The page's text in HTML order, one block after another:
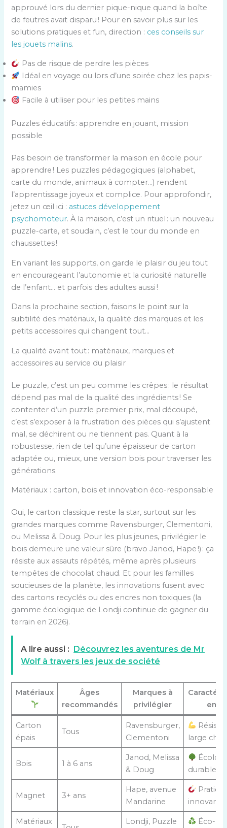
approuvé lors du dernier pique-nique quand la boîte
de feutres avait disparu ! Pour en savoir plus sur les
solutions pratiques et fun, direction : ces conseils sur
les jouets malins.
Pas de risque de perdre les pièces
Idéal en voyage ou lors d’une soirée chez les papis-
mamies
Facile à utiliser pour les petites mains
Puzzles éducatifs : apprendre en jouant, mission
possible
Pas besoin de transformer la maison en école pour
apprendre ! Les puzzles pédagogiques (alphabet,
carte du monde, animaux à compter…) rendent
l’apprentissage joyeux et complice. Pour approfondir,
jetez un œil ici : astuces développement
psychomoteur. À la maison, c’est un rituel : un nouveau
puzzle-carte, et soudain, c’est le tour du monde en
chaussettes !
En variant les supports, on garde le plaisir du jeu tout
en encourageant l’autonomie et la curiosité naturelle
de l’enfant… et parfois des adultes aussi !
Dans la prochaine section, faisons le point sur la
subtilité des matériaux, la qualité des marques et les
petits accessoires qui changent tout…
La qualité avant tout : matériaux, marques et
accessoires au service du plaisir
Le puzzle, c’est un peu comme les crêpes : le résultat
dépend pas mal de la qualité des ingrédients ! Se
contenter d’un puzzle premier prix, mal découpé,
c’est s’exposer à la frustration des pièces qui s’ajustent
mal, se déchirent ou ne tiennent pas. Quant à la
robustesse, rien de tel qu’une épaisseur de carton
adaptée ou, mieux, une version bois pour traverser les
générations.
Matériaux : carton, bois et innovation éco-responsable
Oui, le carton classique reste la star, surtout sur les
grandes marques comme Ravensburger, Clementoni,
ou Melissa & Doug. Pour les plus jeunes, privilégier le
bois demeure une valeur sûre (bravo Janod, Hape !) : ça
résiste aux assauts répétés, même après plusieurs
tempêtes de chocolat chaud. Et pour les familles
soucieuses de la planète, les innovations fusent avec
des cartons recyclés ou des encres non toxiques (la
gamme écologique de Londji continue de gagner du
terrain en 2026).
A lire aussi : Découvrez les aventures de Mr
Wolf à travers les jeux de société
Matériaux
Âges
recommandés
Marques à
privilégier
Carton
épais
Tous
Ravensburger,
Clementoni
large
Bois 1 à 6 ans
Janod, Melissa
& Doug
durable
Magnet 3+ ans
Hape, avenue
Mandarine
innovant
Matériaux Londji, Puzzle Éco-